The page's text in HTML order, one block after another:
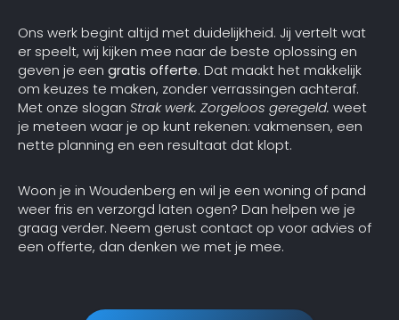
Ons werk begint altijd met duidelijkheid. Jij vertelt wat
er speelt, wij kijken mee naar de beste oplossing en
geven je een gratis offerte. Dat maakt het makkelijk
om keuzes te maken, zonder verrassingen achteraf.
Met onze slogan Strak werk. Zorgeloos geregeld. weet
je meteen waar je op kunt rekenen: vakmensen, een
nette planning en een resultaat dat klopt.
Woon je in Woudenberg en wil je een woning of pand
weer fris en verzorgd laten ogen? Dan helpen we je
graag verder. Neem gerust contact op voor advies of
een offerte, dan denken we met je mee.